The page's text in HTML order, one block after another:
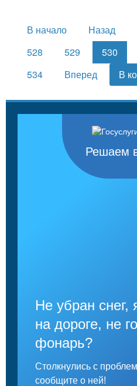
В начало Назад
528
529 530
534
Вперед В
Решаем
Не убран снег,
на дороге, не
фонарь?
Столкнулись с
сообщите о ней!